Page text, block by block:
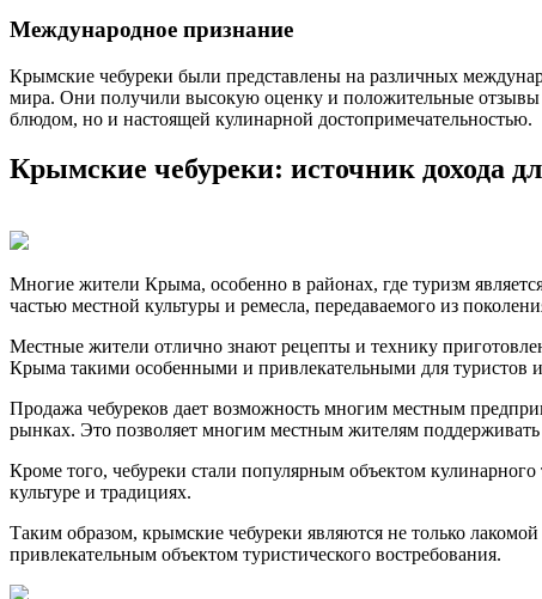
Международное признание
Крымские чебуреки были представлены на различных
мира. Они получили высокую оценку и положительные отзывы
блюдом, но и настоящей кулинарной достопримечательностью.
Крымские чебуреки: источник дохода
Многие жители Крыма, особенно в районах, где туризм
частью местной культуры и ремесла, передаваемого из
Местные жители отлично знают рецепты и технику
Крыма такими особенными и привлекательными для туристов
Продажа чебуреков дает возможность многим местным
рынках. Это позволяет многим местным жителям поддерживать
Кроме того, чебуреки стали популярным объектом
культуре и традициях.
Таким образом, крымские чебуреки являются не только
привлекательным объектом туристического востребования.